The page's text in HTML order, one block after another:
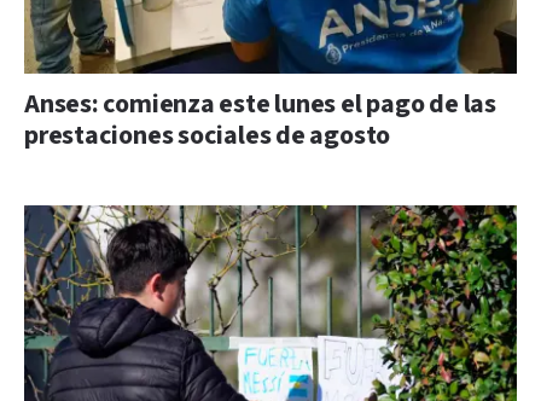
Anses: comienza este lunes el pago de las
prestaciones sociales de agosto